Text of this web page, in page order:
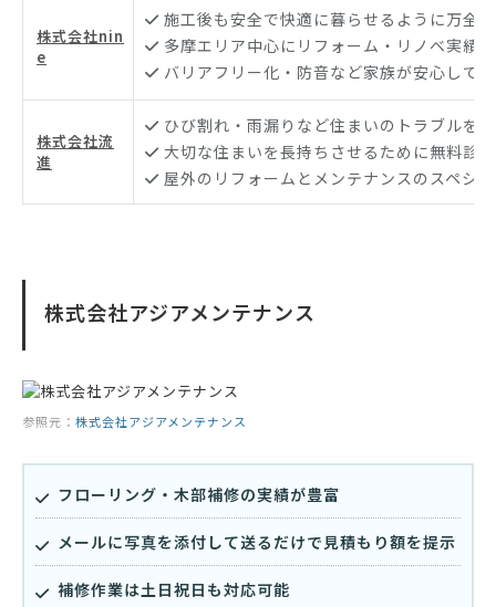
株式会社nin
e
施工後も安全で快適に暮らせるように万全
多摩エリア中心にリフォーム・リノベ実績
バリアフリー化・防音など家族が安心して
株式会社流
進
ひび割れ・雨漏りなど住まいのトラブルを
大切な住まいを長持ちさせるために無料診
屋外のリフォームとメンテナンスのスペシ
株式会社アジアメンテナンス
参照元： 株式会社アジアメンテナンス
フローリング・木部補修の実績が豊富
メールに写真を添付して送るだけで見積もり額を提示
補修作業は土日祝日も対応可能